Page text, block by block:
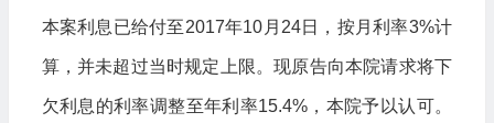
本案利息已给付至2017年10月24日，按月利率3%计
算，并未超过当时规定上限。现原告向本院请求将下
欠利息的利率调整至年利率15.4%，本院予以认可。